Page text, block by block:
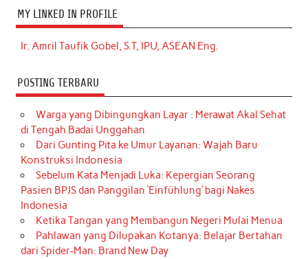
MY LINKED IN PROFILE
Ir. Amril Taufik Gobel, S.T, IPU, ASEAN Eng.
POSTING TERBARU
Warga yang Dibingungkan Layar : Merawat Akal Sehat
di Tengah Badai Unggahan
Dari Gunting Pita ke Umur Layanan: Wajah Baru
Konstruksi Indonesia
Sebelum Kata Menjadi Luka: Kepergian Seorang
Pasien BPJS dan Panggilan ‘Einfühlung’ bagi Nakes
Indonesia
Ketika Tangan yang Membangun Negeri Mulai Menua
Pahlawan yang Dilupakan Kotanya: Belajar Bertahan
dari Spider-Man: Brand New Day